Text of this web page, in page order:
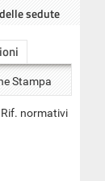
sedute
Stampa
Rif. normativi